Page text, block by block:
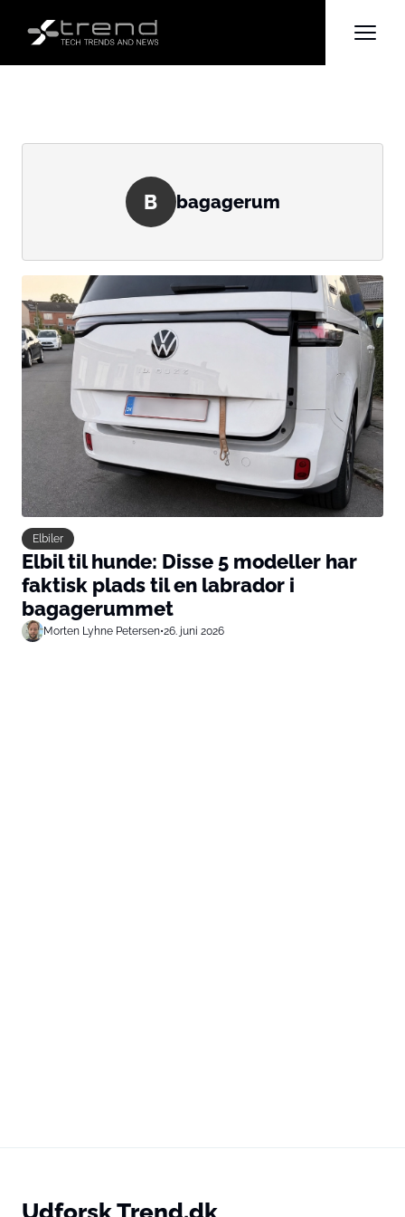
B bagagerum
Elbiler
Elbil til hunde: Disse 5 modeller har
faktisk plads til en labrador i
bagagerummet
Morten Lyhne Petersen•26. juni 2026
Udforsk Trend.dk